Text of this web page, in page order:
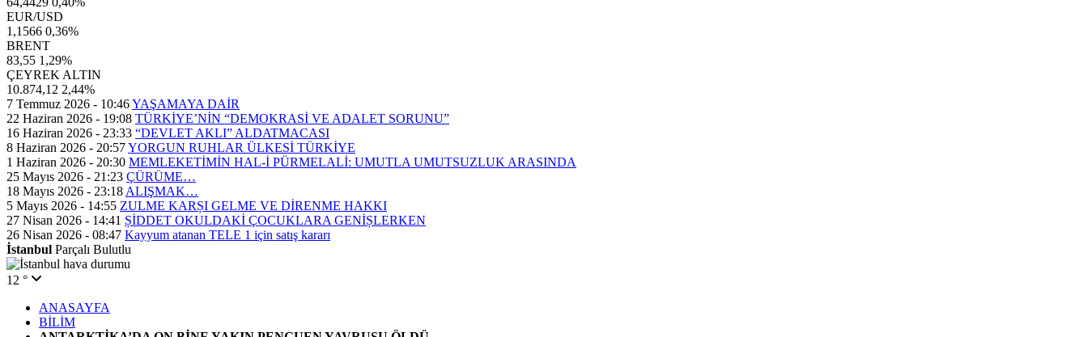
EUR/USD
1,1566 0,36%
BRENT
83,55 1,29%
ÇEYREK ALTIN
10.874,12 2,44%
7 Temmuz 2026 - 10:46YAŞAMAYA DAİR
22 Haziran 2026 - 19:08 TÜRKİYE’NİN “DEMOKRASİ VE ADALET SORUNU”
16 Haziran 2026 - 23:33 “DEVLET AKLI” ALDATMACASI
8 Haziran 2026 - 20:57YORGUN RUHLAR ÜLKESİ TÜRKİYE
1 Haziran 2026 - 20:30 MEMLEKETİMİN HAL-İ PÜRMELALİ: UMUTLA UMUTSUZLUK ARASINDA
25 Mayıs 2026 - 21:23 ÇÜRÜME…
18 Mayıs 2026 - 23:18 ALIŞMAK…
5 Mayıs 2026 - 14:55 ZULME KARȘI GELME VE DİRENME HAKKI
27 Nisan 2026 - 14:41 ȘİDDET OKULDAKİ ÇOCUKLARA GENİȘLERKEN
26 Nisan 2026 - 08:47 Kayyum atanan TELE 1 için satış kararı
İstanbul Parçalı Bulutlu
12 °
ANASAYFA
BİLİM